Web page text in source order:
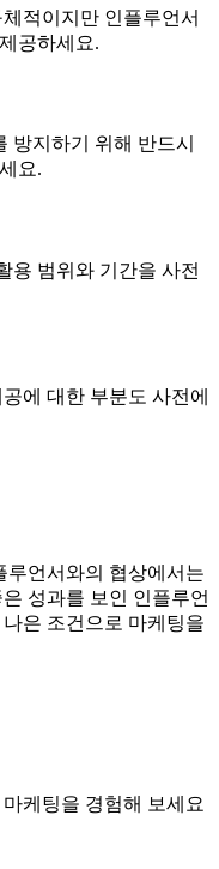
적이지만 인플루언서
공하세요.
방지하기 위해 반드시
요.
용 범위와 기간을 사전
에 대한 부분도 사전에
루언서와의 협상에서는
성과를 보인 인플루언
은 조건으로 마케팅을
케팅을 경험해 보세요